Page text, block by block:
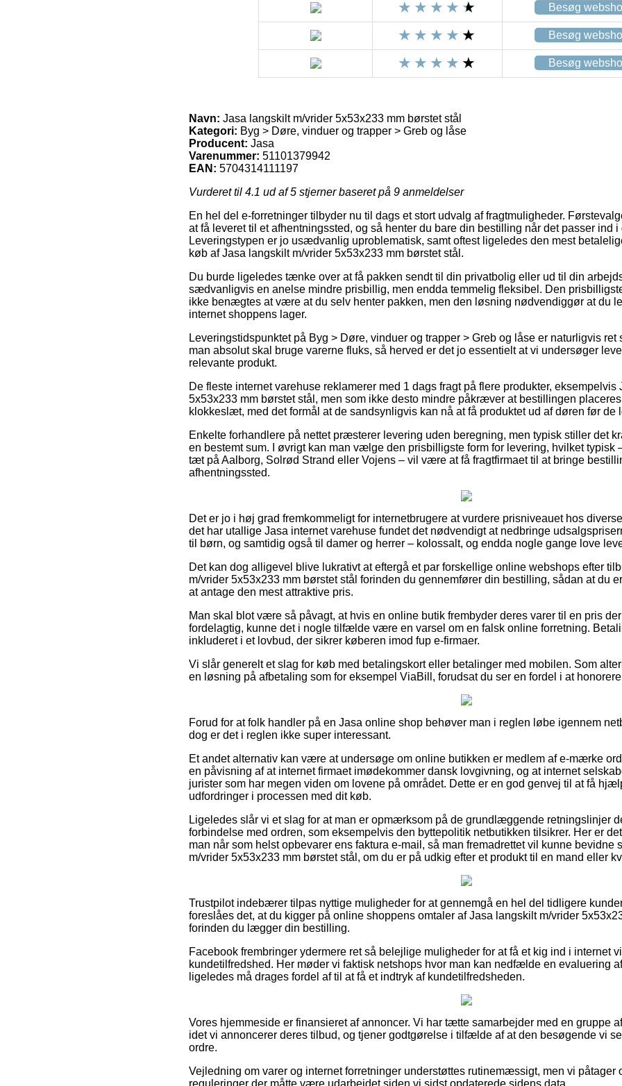
Besøg
Besøg
Besøg
Navn: Jasa langskilt m/vrider 5x53x233 mm børstet stål
Kategori: Byg > Døre, vinduer og trapper > Greb og låse
Producent: Jasa
Varenummer: 51101379942
EAN: 5704314111197
Vurderet til 4.1 ud af 5 stjerner baseret på 9 anmeldelser
En hel del e-forretninger tilbyder nu til dags et stort udvalg af fragtmuligheder.
at få leveret til et afhentningssted, og så henter du bare din bestilling når det passer ind i
Leveringstypen er jo usædvanlig uproblematisk, samt oftest ligeledes den mest
køb af Jasa langskilt m/vrider 5x53x233 mm børstet stål.
Du burde ligeledes tænke over at få pakken sendt til din privatbolig eller ud til din
sædvanligvis en anelse mindre prisbillig, men endda temmelig fleksibel. Den
ikke benægtes at være at du selv henter pakken, men den løsning nødvendiggør at du
internet shoppens lager.
Leveringstidspunktet på Byg > Døre, vinduer og trapper > Greb og låse er naturligvis
man absolut skal bruge varerne fluks, så herved er det jo essentielt at vi undersøger
relevante produkt.
De fleste internet varehuse reklamerer med 1 dags fragt på flere produkter, eksempelvis
5x53x233 mm børstet stål, men som ikke desto mindre påkræver at bestillingen
klokkeslæt, med det formål at de sandsynligvis kan nå at få produktet ud af døren før de
Enkelte forhandlere på nettet præsterer levering uden beregning, men typisk stiller det
en bestemt sum. I øvrigt kan man vælge den prisbilligste form for levering, hvilket typisk
tæt på Aalborg, Solrød Strand eller Vojens – vil være at få fragtfirmaet til at bringe
afhentningssted.
Det er jo i høj grad fremkommeligt for internetbrugere at vurdere prisniveauet hos
det har utallige Jasa internet varehuse fundet det nødvendigt at nedbringe
til børn, og samtidig også til damer og herrer – kolossalt, og endda nogle gange love
Det kan dog alligevel blive lukrativt at eftergå et par forskellige online webshops efter
m/vrider 5x53x233 mm børstet stål forinden du gennemfører din bestilling, sådan at du
at antage den mest attraktive pris.
Man skal blot være så påvagt, at hvis en online butik frembyder deres varer til en pris
fordelagtig, kunne det i nogle tilfælde være en varsel om en falsk online forretning.
inkluderet i et lovbud, der sikrer køberen imod fup e-firmaer.
Vi slår generelt et slag for køb med betalingskort eller betalinger med mobilen. Som
en løsning på afbetaling som for eksempel ViaBill, forudsat du ser en fordel i at
Forud for at folk handler på en Jasa online shop behøver man i reglen løbe igennem
dog er det i reglen ikke super interessant.
Et andet alternativ kan være at undersøge om online butikken er medlem af e-mærke
en påvisning af at internet firmaet imødekommer dansk lovgivning, og at internet
jurister som har megen viden om lovene på området. Dette er en god genvej til at få
udfordringer i processen med dit køb.
Ligeledes slår vi et slag for at man er opmærksom på de grundlæggende retningslinjer
forbindelse med ordren, som eksempelvis den byttepolitik netbutikken tilsikrer. Her er
man når som helst opbevarer ens faktura e-mail, så man fremadrettet vil kunne bevidne
m/vrider 5x53x233 mm børstet stål, om du er på udkig efter et produkt til en mand eller
Trustpilot indebærer tilpas nyttige muligheder for at gennemgå en hel del tidligere
foreslåes det, at du kigger på online shoppens omtaler af Jasa langskilt m/vrider
forinden du lægger din bestilling.
Facebook frembringer ydermere ret så belejlige muligheder for at få et kig ind i internet
kundetilfredshed. Her møder vi faktisk netshops hvor man kan nedfælde en evaluering
ligeledes må drages fordel af til at få et indtryk af kundetilfredsheden.
Vores hjemmeside er finansieret af annoncer. Vi har tætte samarbejder med en gruppe
idet vi annoncerer deres tilbud, og tjener godtgørelse i tilfælde af at den besøgende vi
ordre.
Vejledning om varer og internet forretninger understøttes rutinemæssigt, men vi påtager
reguleringer der måtte være udarbejdet siden vi sidst opdaterede sidens data.